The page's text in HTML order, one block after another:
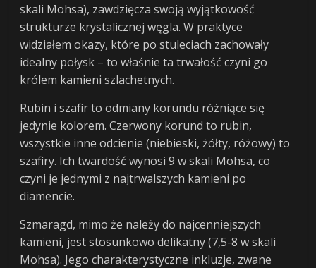
skali Mohsa), zawdzięcza swoją wyjątkowość
strukturze krystalicznej węgla. W praktyce
widziałem okazy, które po stuleciach zachowały
idealny połysk – to właśnie ta trwałość czyni go
królem kamieni szlachetnych.
Rubin i szafir to odmiany korundu różniące się
jedynie kolorem. Czerwony korund to rubin,
wszystkie inne odcienie (niebieski, żółty, różowy) to
szafiry. Ich twardość wynosi 9 w skali Mohsa, co
czyni je jednymi z najtrwalszych kamieni po
diamencie.
Szmaragd, mimo że należy do najcenniejszych
kamieni, jest stosunkowo delikatny (7,5-8 w skali
Mohsa). Jego charakterystyczne inkluzje, zwane